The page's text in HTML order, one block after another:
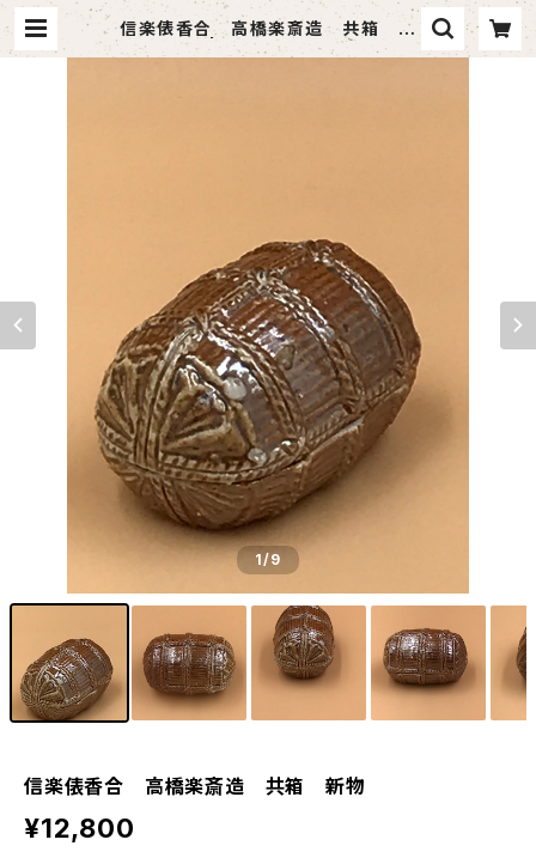
信楽俵香合 高橋楽斎造 共箱 新
物 | 茶道具 静月堂
1/9
信楽俵香合 高橋楽斎造 共箱 新物
¥12,800